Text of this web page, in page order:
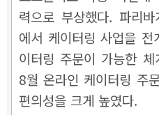
력으로 부상했다. 파리
에서 케이터링 사업을
이터링 주문이 가능한
8월 온라인 케이터링 주
편의성을 크게 높였다.